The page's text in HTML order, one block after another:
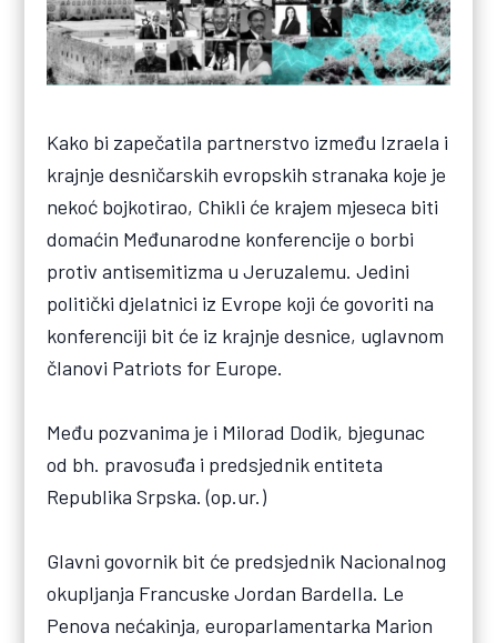
Kako bi zapečatila partnerstvo između Izraela i
krajnje desničarskih evropskih stranaka koje je
nekoć bojkotirao, Chikli će krajem mjeseca biti
domaćin Međunarodne konferencije o borbi
protiv antisemitizma u Jeruzalemu. Jedini
politički djelatnici iz Evrope koji će govoriti na
konferenciji bit će iz krajnje desnice, uglavnom
članovi Patriots for Europe.
Među pozvanima je i Milorad Dodik, bjegunac
od bh. pravosuđa i predsjednik entiteta
Republika Srpska. (op.ur.)
Glavni govornik bit će predsjednik Nacionalnog
okupljanja Francuske Jordan Bardella. Le
Penova nećakinja, europarlamentarka Marion